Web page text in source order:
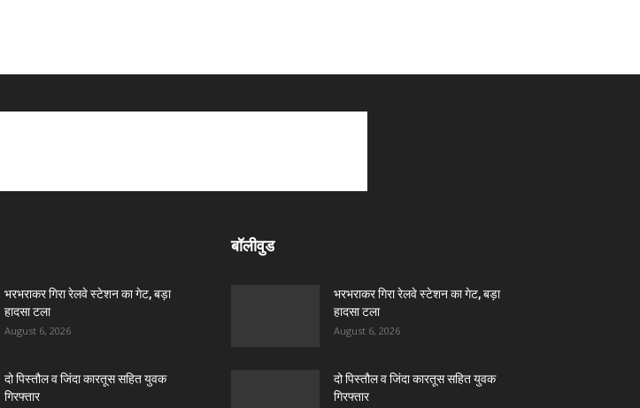
भरभराकर गिरा रेलवे स्टेशन का गेट, बड़ा
हादसा टला
August 6, 2026
दो पिस्तौल व जिंदा कारतूस सहित युवक
गिरफ्तार
बॉलीवुड
भरभराकर गिरा रेलवे स्टेशन का गेट, बड़ा
हादसा टला
August 6, 2026
दो पिस्तौल व जिंदा कारतूस सहित युवक
गिरफ्तार